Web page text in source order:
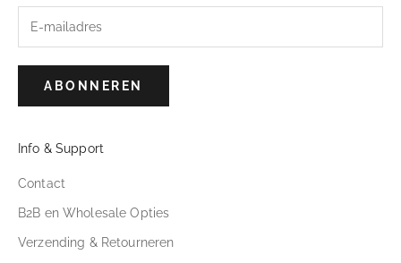
ABONNEREN
Info & Support
Contact
B2B en Wholesale Opties
Verzending & Retourneren